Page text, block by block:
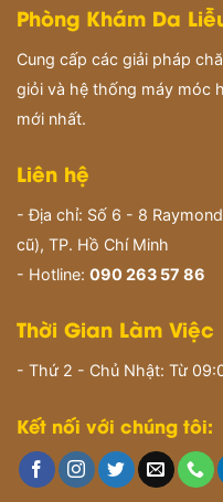
Phòng Khám Da
Cung cấp các giải pháp
giỏi và hệ thống máy móc
mới nhất.
Liên hệ
- Địa chỉ: Số 6 - 8
cũ), TP. Hồ Chí Minh
- Hotline: 090 263 57 86
Thời Gian Làm Việc
- Thứ 2 - Chủ Nhật: Từ
Kết nối với chúng tôi: